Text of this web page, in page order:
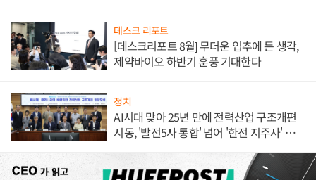
데스크 리포트
[데스크리포트 8월] 무더운 입추에 든 생각,
제약바이오 하반기 훈풍 기대한다
정치
AI시대 맞아 25년 만에 전력산업 구조개편
시동, '발전5사 통합' 넘어 '한전 지주사' 재편